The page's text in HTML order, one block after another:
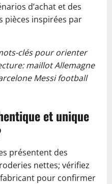
d’achat et des
pièces inspirées par
clés pour orienter
maillot Allemagne
Messi football
et unique
présentent des
nettes; vérifiez
pour confirmer